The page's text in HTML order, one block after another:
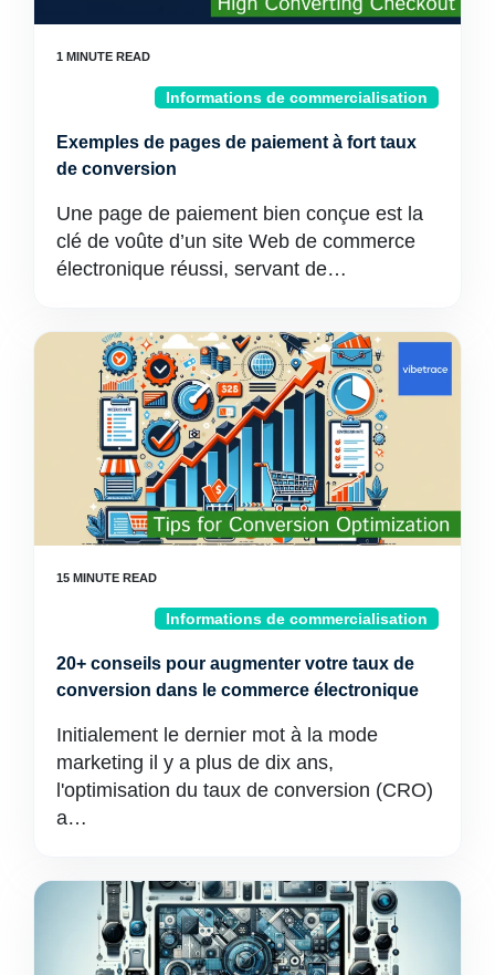
Informations de commercialisation
Exemples de pages de paiement à fort taux
de conversion
Une page de paiement bien conçue est la
clé de voûte d’un site Web de commerce
électronique réussi, servant de…
Informations de commercialisation
20+ conseils pour augmenter votre taux de
conversion dans le commerce électronique
Initialement le dernier mot à la mode
marketing il y a plus de dix ans,
l'optimisation du taux de conversion (CRO)
a…